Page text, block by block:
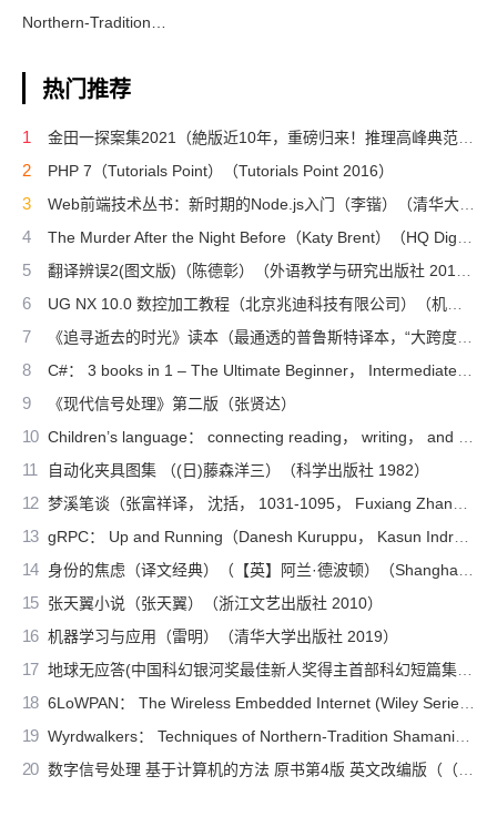
Northern-Tradition
Kaldera）（2013）
热门推荐
1 金田一探案集2021（絶版近10年，重磅归来！推理高峰典范，江户川乱步、青山刚昌推荐。惊骇悬念+诡秘人性，入坑推理佳选，一套10本过足瘾！精美和风装帧，日本系列销量超5500万册）（横沟正史）（壹页科技 2021）
2 PHP 7（Tutorials Point）（Tutorials Point 2016）
3 Web前端技术丛书：新时期的Node.js入门（李锴）（清华大学出版社 2017）
4 The Murder After the Night Before（Katy Brent）（HQ Digital 2024）
5 翻译辨误2(图文版)（陈德彰）（外语教学与研究出版社 2011）
6 UG NX 10.0 数控加工教程（北京兆迪科技有限公司）（机械工业出版社 2016）
7 《追寻逝去的时光》读本（最通透的普鲁斯特译本，“大跨度”节选七卷本，一字不易；附赠《普罗斯特纸上展览》）（【法】马塞尔•普鲁斯特，周克希译）（广西师范大学出版社 2015）
8 C#： 3 books in 1 – The Ultimate Beginner， Intermediate & Advanced Guides to Master C# Programming Quickly with No Experience（Mark Reed）（2022）
9 《现代信号处理》第二版（张贤达）
10 Children’s language： connecting reading， writing， and talk（Judith Wells Lindfors）（Teachers College Press 2008）
11 自动化夹具图集 （(日)藤森洋三）（科学出版社 1982）
12 梦溪笔谈（张富祥译， 沈括， 1031-1095， Fuxiang Zhang）（北京：中华书局 2009）
13 gRPC： Up and Running（Danesh Kuruppu， Kasun Indrasiri）（O’Reilly Media 2020）
14 身份的焦虑（译文经典）（【英】阿兰·德波顿）（Shanghai Translation Publishing House 2018）
15 张天翼小说（张天翼）（浙江文艺出版社 2010）
16 机器学习与应用（雷明）（清华大学出版社 2019）
17 地球无应答(中国科幻银河奖最佳新人奖得主首部科幻短篇集！改良基因会不会带来灾难？置身未来，看时间空间合伙变魔术！)（王诺诺 [王诺诺]）（湖南文艺出版社 2019）
18 6LoWPAN： The Wireless Embedded Internet (Wiley Series on Communications Networking & Distributed Systems)（Zach Shelby， Carsten Bormann）（Wiley 2010）
19 Wyrdwalkers： Techniques of Northern-Tradition Shamanism（Raven Kaldera）（2013）
20 数字信号处理 基于计算机的方法 原书第4版 英文改编版（（美）桑吉特·米特拉著；阔永红改编）（北京：电子工业出版社 2011）